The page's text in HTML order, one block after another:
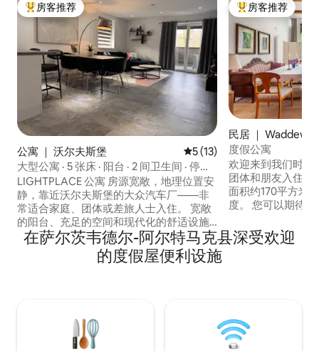
热门「房客推荐」
房客推荐
公寓 ｜ 沃尔夫斯堡 平均评分 5 分（满分 5 分）
5 (13)
大型公寓 · 5 张床 · 阳台 · 2 间卫生间 · 停车
位
LIGHTPLACE 公寓 房源宽敞，地理位置安
静，靠近沃尔夫斯堡的大众汽车厂——非
常适合家庭、团体或差旅人士入住。 宽敞
的阳台、充足的空间和现代化的舒适设施
确保了轻松的入住体验。全天候无接触式
入住服务让您可以灵活安排抵达时间。 • 3
间卧室 • 加大双人床、标准双人床和 3 张单
有很多停车位
热门「房客推荐」
房客推荐
民居 ｜
度假公寓
欢迎来到我们时尚
团体和朋友入住。
面积约170平方米
度。 您可以期待
室、两间卫生间
额外房客使用。
在萨尔茨韦德尔-阿尔特马克县深受欢迎
的度假屋便利设施